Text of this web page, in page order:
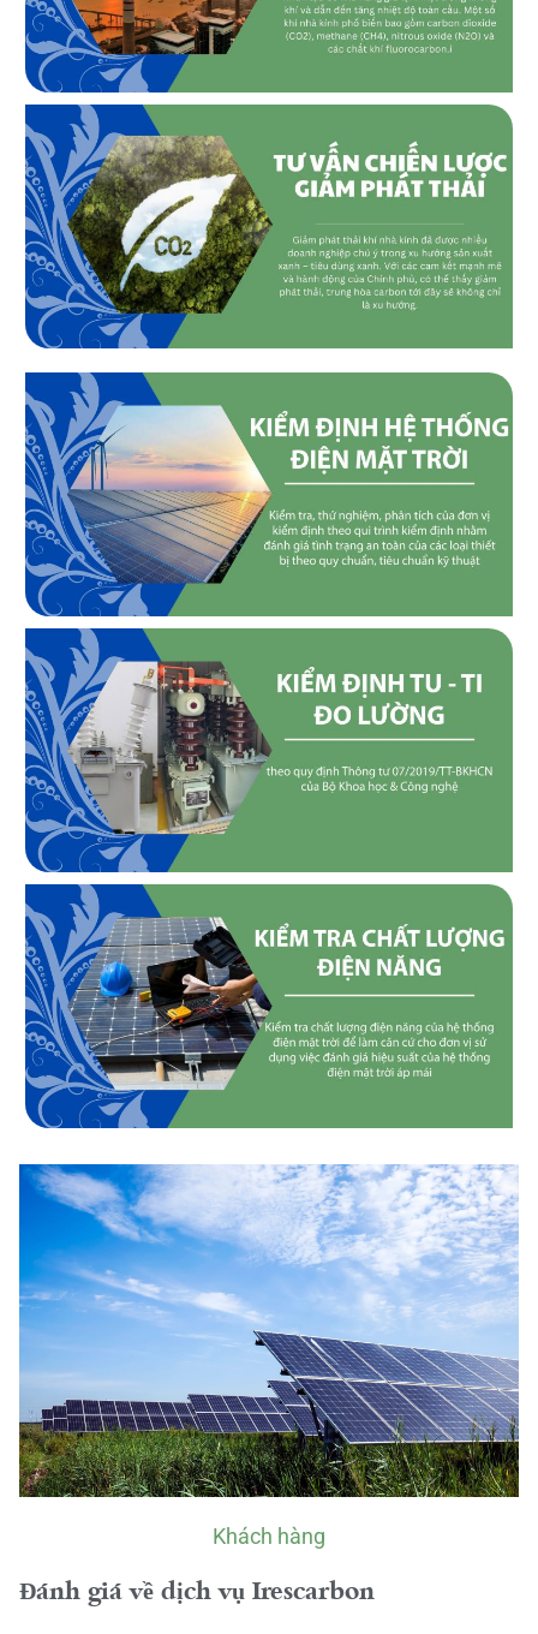
Khách hàng
Đánh giá về dịch vụ Irescarbon